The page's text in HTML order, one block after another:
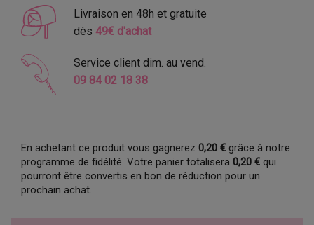
Livraison en 48h et gratuite
dès 49€ d'achat
Service client dim. au vend.
09 84 02 18 38
En achetant ce produit vous gagnerez 0,20 € grâce à notre
programme de fidélité. Votre panier totalisera 0,20 € qui
pourront être convertis en bon de réduction pour un
prochain achat.